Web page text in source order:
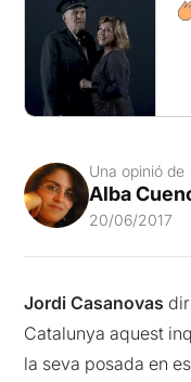
Una opinió de
Alba
20/06/2017
Jordi Casanovas
Catalunya aquest
la seva posada en